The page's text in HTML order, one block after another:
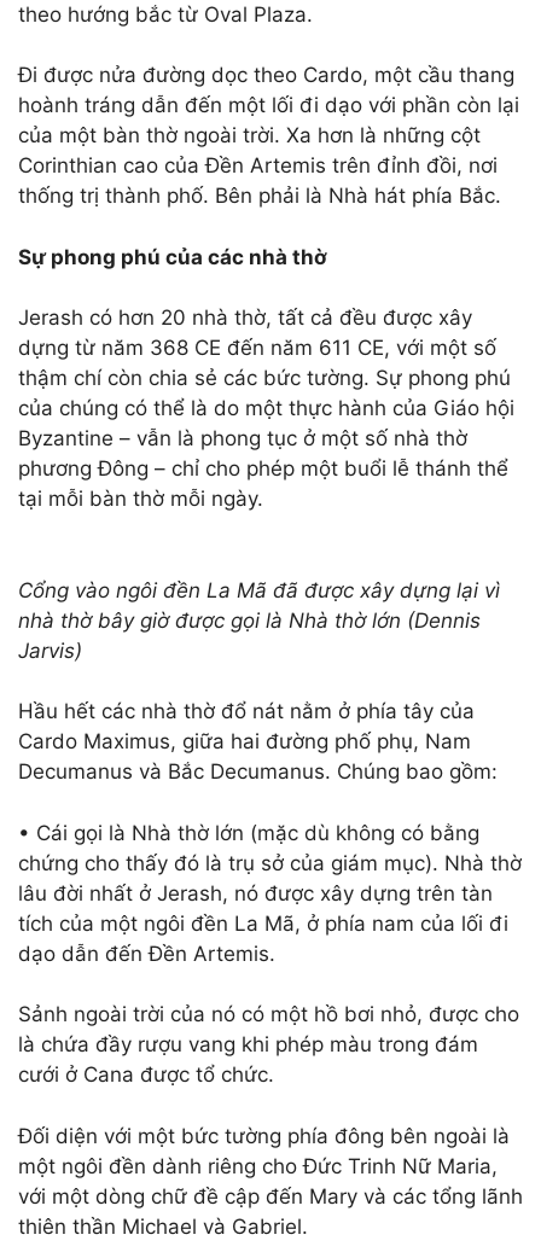
theo hướng bắc từ Oval Plaza.
Đi được nửa đường dọc theo Cardo, một cầu thang
hoành tráng dẫn đến một lối đi dạo với phần còn lại
của một bàn thờ ngoài trời. Xa hơn là những cột
Corinthian cao của Đền Artemis trên đỉnh đồi, nơi
thống trị thành phố. Bên phải là Nhà hát phía Bắc.
Sự phong phú của các nhà thờ
Jerash có hơn 20 nhà thờ, tất cả đều được xây
dựng từ năm 368 CE đến năm 611 CE, với một số
thậm chí còn chia sẻ các bức tường. Sự phong phú
của chúng có thể là do một thực hành của Giáo hội
Byzantine – vẫn là phong tục ở một số nhà thờ
phương Đông – chỉ cho phép một buổi lễ thánh thể
tại mỗi bàn thờ mỗi ngày.
Cổng vào ngôi đền La Mã đã được xây dựng lại vì
nhà thờ bây giờ được gọi là Nhà thờ lớn (Dennis
Jarvis)
Hầu hết các nhà thờ đổ nát nằm ở phía tây của
Cardo Maximus, giữa hai đường phố phụ, Nam
Decumanus và Bắc Decumanus. Chúng bao gồm:
• Cái gọi là Nhà thờ lớn (mặc dù không có bằng
chứng cho thấy đó là trụ sở của giám mục). Nhà thờ
lâu đời nhất ở Jerash, nó được xây dựng trên tàn
tích của một ngôi đền La Mã, ở phía nam của lối đi
dạo dẫn đến Đền Artemis.
Sảnh ngoài trời của nó có một hồ bơi nhỏ, được cho
là chứa đầy rượu vang khi phép màu trong đám
cưới ở Cana được tổ chức.
Đối diện với một bức tường phía đông bên ngoài là
một ngôi đền dành riêng cho Đức Trinh Nữ Maria,
với một dòng chữ đề cập đến Mary và các tổng lãnh
thiên thần Michael và Gabriel.